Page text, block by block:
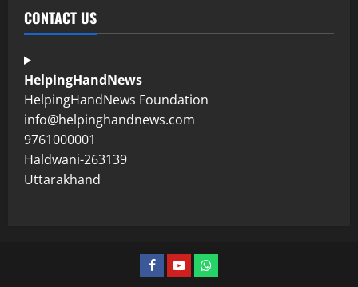
CONTACT US
HelpingHandNews
HelpingHandNews Foundation
info@helpinghandnews.com
9761000001
Haldwani-263139
Uttarakhand